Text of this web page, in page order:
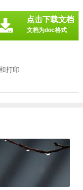
打印
点击下载文档
文档为doc格式